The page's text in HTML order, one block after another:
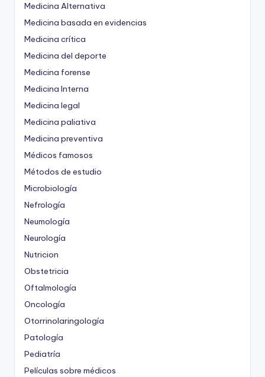
Medicina Alternativa
Medicina basada en evidencias
Medicina crítica
Medicina del deporte
Medicina forense
Medicina Interna
Medicina legal
Medicina paliativa
Medicina preventiva
Médicos famosos
Métodos de estudio
Microbiología
Nefrología
Neumología
Neurología
Nutricion
Obstetricia
Oftalmología
Oncología
Otorrinolaringología
Patología
Pediatría
Películas sobre médicos